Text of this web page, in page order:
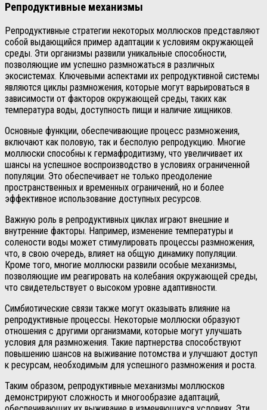
Репродуктивные механизмы
Репродуктивные стратегии некоторых моллюсков представляют
собой выдающийся пример адаптации к условиям окружающей
среды. Эти организмы развили уникальные способности,
позволяющие им успешно размножаться в различных
экосистемах. Ключевыми аспектами их репродуктивной системы
являются циклы размножения, которые могут варьироваться в
зависимости от факторов окружающей среды, таких как
температура воды, доступность пищи и наличие хищников.
Основные функции, обеспечивающие процесс размножения,
включают как половую, так и бесполую репродукцию. Многие
моллюски способны к гермафродитизму, что увеличивает их
шансы на успешное воспроизводство в условиях ограниченной
популяции. Это обеспечивает не только преодоление
пространственных и временных ограничений, но и более
эффективное использование доступных ресурсов.
Важную роль в репродуктивных циклах играют внешние и
внутренние факторы. Например, изменение температуры и
солености воды может стимулировать процессы размножения,
что, в свою очередь, влияет на общую динамику популяции.
Кроме того, многие моллюски развили особые механизмы,
позволяющие им реагировать на колебания окружающей среды,
что свидетельствует о высоком уровне адаптивности.
Симбиотические связи также могут оказывать влияние на
репродуктивные процессы. Некоторые моллюски образуют
отношения с другими организмами, которые могут улучшать
условия для размножения. Такие партнерства способствуют
повышению шансов на выживание потомства и улучшают доступ
к ресурсам, необходимым для успешного размножения и роста.
Таким образом, репродуктивные механизмы моллюсков
демонстрируют сложность и многообразие адаптаций,